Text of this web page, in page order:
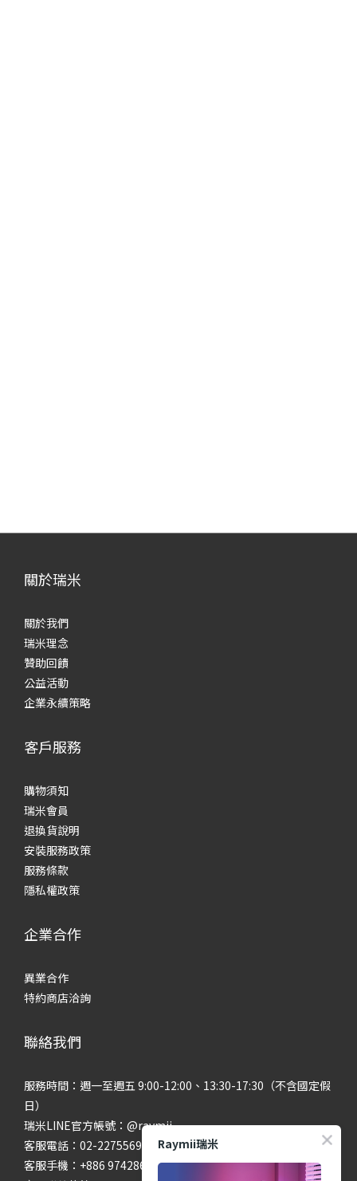
關於瑞米
關於我們
瑞米理念
贊助回饋
公益活動
企業永續策略
客戶服務
購物須知
瑞米會員
退換貨說明
安裝服務政策
服務條款
隱私權政策
企業合作
異業合作
特約商店洽詢
聯絡我們
服務時間：週一至週五 9:00-12:00、13:30-17:30（不含國定假
日）
瑞米LINE官方帳號：@raymii
客服電話：02-22755699 #201 #202
客服手機：+886 974286654
Raymii瑞米